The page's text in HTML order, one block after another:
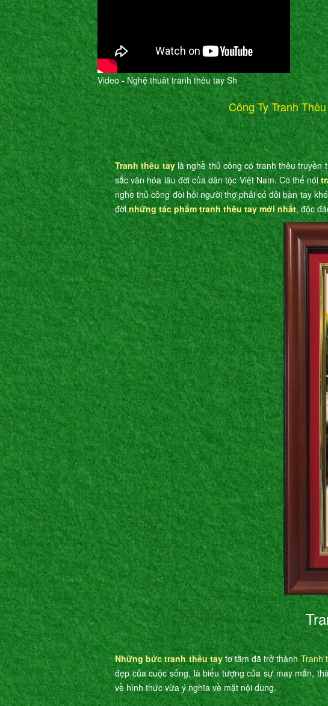
Video - Nghệ thuât tranh thêu tay Sh
Công Ty Tranh
Tranh thêu taylà nghề thủ công có tranh thêu truyền
sắc văn hóa lâu đời của dân tộc Việt Nam. Có thể nói
nghề thủ công đòi hỏi người thợ phải có đôi bàn tay
đờinhững tác phẩm tranh thêu tay mới nhất, độc
Những bức tranh thêu taytơ tằm đã trở thànhTranh
đẹp của cuộc sống, là biểu tượng của sự may mắn,
về hình thức vừa ý nghĩa về mặt nội dung.